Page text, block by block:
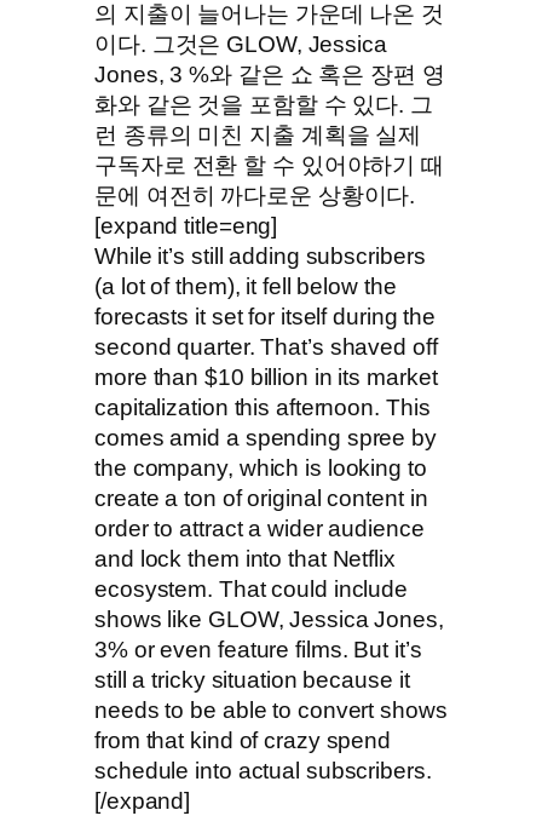
의 지출이 늘어나는 가운데 나온 것
이다. 그것은 GLOW, Jessica
Jones, 3 %와 같은 쇼 혹은 장편 영
화와 같은 것을 포함할 수 있다. 그
런 종류의 미친 지출 계획을 실제
구독자로 전환 할 수 있어야하기 때
문에 여전히 까다로운 상황이다.
[expand title=eng]
While it’s still adding subscribers
(a lot of them), it fell below the
forecasts it set for itself during the
second quarter. That’s shaved off
more than $10 billion in its market
capitalization this afternoon. This
comes amid a spending spree by
the company, which is looking to
create a ton of original content in
order to attract a wider audience
and lock them into that Netflix
ecosystem. That could include
shows like GLOW, Jessica Jones,
3% or even feature films. But it’s
still a tricky situation because it
needs to be able to convert shows
from that kind of crazy spend
schedule into actual subscribers.
[/expand]